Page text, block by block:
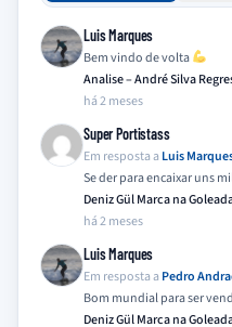
Luis Marques
Bem vindo de volta
Analise – André Silva
há 2 meses
Super Portistass
Em resposta a Luis
Se der para encaixar uns
Deniz Gül Marca na
há 2 meses
Luis Marques
Em resposta a Pedro
Bom mundial para ser
Deniz Gül Marca na